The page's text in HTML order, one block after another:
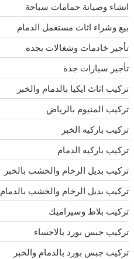
انشاء وصيانة حمامات سباحة
بيع وشراء اثاث مستعمل الدمام
تأجير خادمات وشغالات بجده
تأجير سيارات جدة
تركيب اثاث ايكيا بالدمام والخبر
تركيب المنيوم بالرياض
تركيب باركيه الخبر
تركيب باركيه الدمام
تركيب بديل الرخام والخشب بالخبر
تركيب بديل الرخام والخشب بالدمام
تركيب بلاط وسيراميك
تركيب جبس بورد بالاحساء
تركيب جبس بورد بالدمام والخبر